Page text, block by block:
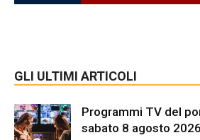
GLI ULTIMI ARTICOLI
Programmi TV del
sabato 8 agosto 2026